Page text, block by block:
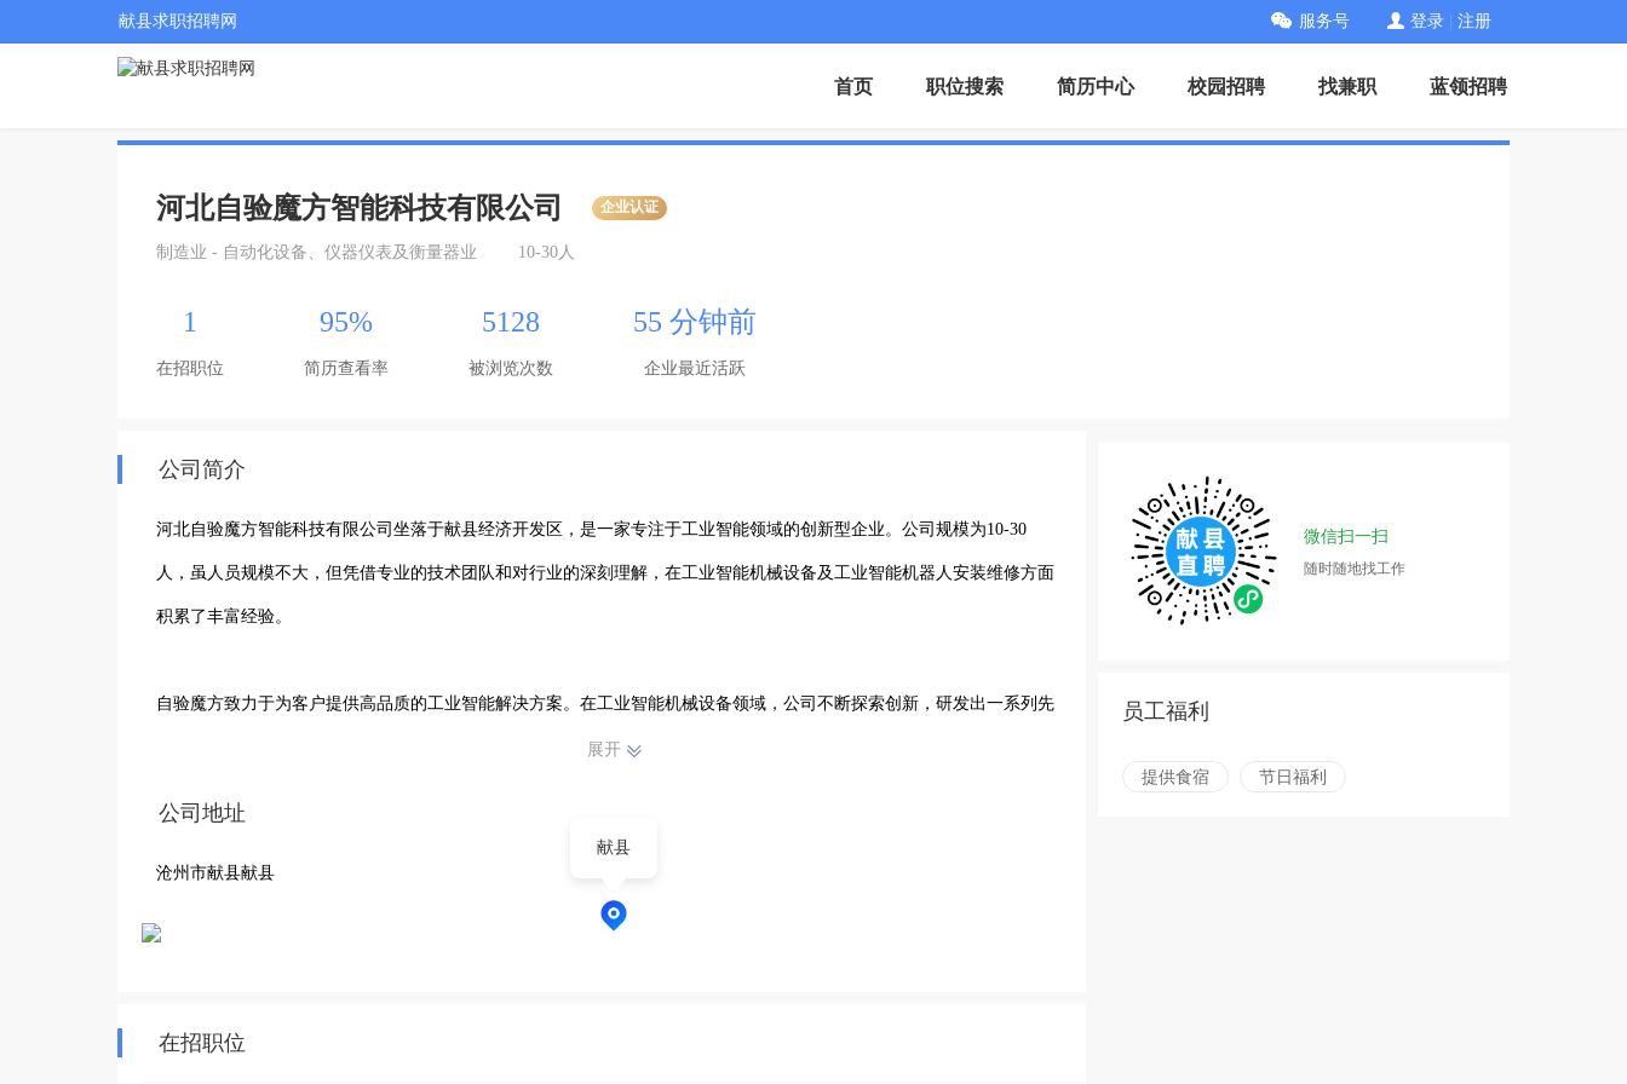
献县求职招聘网 服务号 登录 注册
首页 职位搜索 简历中心 校园招聘 找兼职 蓝领招聘
河北自验魔方智能科技有限公司 企业认证
制造业 - 自动化设备、仪器仪表及衡量器业 10-30人
1
在招职位
95%
简历查看率
5128
被浏览次数
55 分钟前
企业最近活跃
公司简介
河北自验魔方智能科技有限公司坐落于献县经济开发区，是一家专注于工业智能领域的创新型企业。公司规模为10-30
人，虽人员规模不大，但凭借专业的技术团队和对行业的深刻理解，在工业智能机械设备及工业智能机器人安装维修方面
积累了丰富经验。
自验魔方致力于为客户提供高品质的工业智能解决方案。在工业智能机械设备领域，公司不断探索创新，研发出一系列先
进设备，以满足不同工业场景的需求，助力企业提升生产效率与质量。同时，公司拥有专业的工业智能机器人安装维修团
我们以专业、高效、创新为服务理念，不断提升自身技术水平，为客户量身定制个性化的工业智能服务。未来，河北自验
魔方智能科技有限公司将继续秉承初心，深耕工业智能领域，以优质的产品和服务，为推动工业智能化发展贡献力量，与
展开
公司地址
沧州市献县献县
献县
在招职位
微信扫一扫
随时随地找工作
员工福利
提供食宿 节日福利